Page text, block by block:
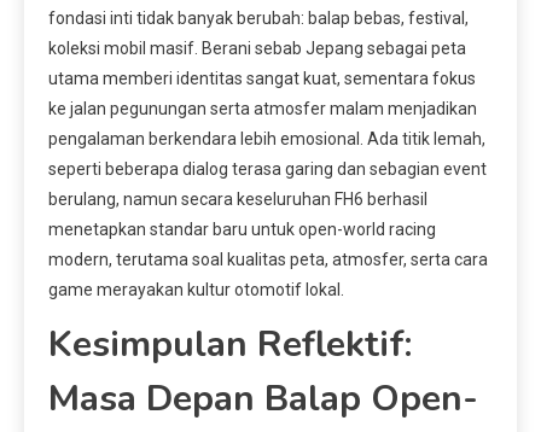
fondasi inti tidak banyak berubah: balap bebas, festival,
koleksi mobil masif. Berani sebab Jepang sebagai peta
utama memberi identitas sangat kuat, sementara fokus
ke jalan pegunungan serta atmosfer malam menjadikan
pengalaman berkendara lebih emosional. Ada titik lemah,
seperti beberapa dialog terasa garing dan sebagian event
berulang, namun secara keseluruhan FH6 berhasil
menetapkan standar baru untuk open-world racing
modern, terutama soal kualitas peta, atmosfer, serta cara
game merayakan kultur otomotif lokal.
Kesimpulan Reflektif:
Masa Depan Balap Open-